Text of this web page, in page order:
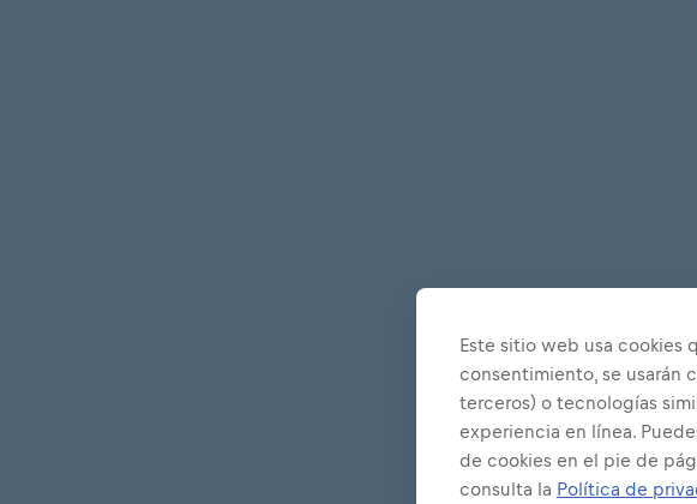
Este sitio web usa cookies
consentimiento, se usarán
terceros) o tecnologías
experiencia en línea.
de cookies en el pie de
consulta la Política de